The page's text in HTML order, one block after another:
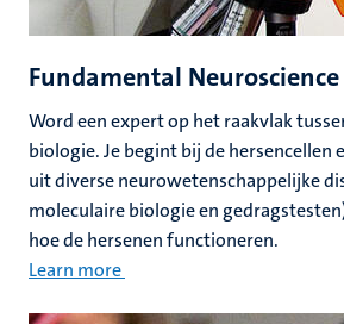
Fundamental Neuroscience
Word een expert op het raakvlak
biologie. Je begint bij de hersencellen
uit diverse neurowetenschappelijke
moleculaire biologie en
hoe de hersenen functioneren.
Learn more